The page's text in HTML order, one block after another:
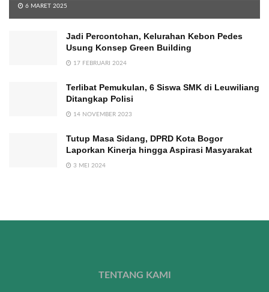
6 MARET 2025
Jadi Percontohan, Kelurahan Kebon Pedes
Usung Konsep Green Building
17 FEBRUARI 2024
Terlibat Pemukulan, 6 Siswa SMK di Leuwiliang
Ditangkap Polisi
14 NOVEMBER 2023
Tutup Masa Sidang, DPRD Kota Bogor
Laporkan Kinerja hingga Aspirasi Masyarakat
3 MEI 2024
TENTANG KAMI